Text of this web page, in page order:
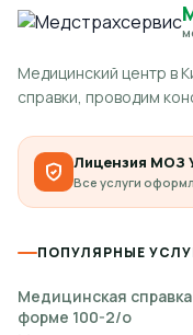
Медицинский центр в
справки, проводим
Лицензия МОЗ
Все услуги
ПОПУЛЯРНЫЕ
Медицинская
форме 100-2/о